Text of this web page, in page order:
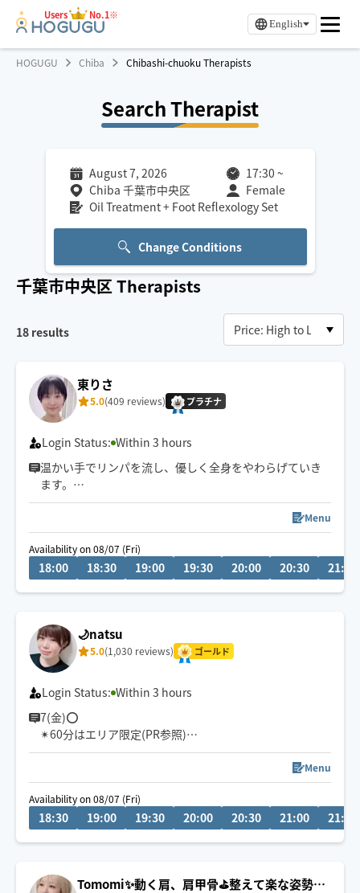
Users No.1※
English
HOGUGU Chiba Chibashi-chuoku Therapists
Search Therapist
August 7, 2026 17:30 ~
Chiba 千葉市中央区
Female
Oil Treatment + Foot Reflexology Set
Change Conditions
千葉市中央区Therapists
18 results
東りさ
5.0(409 reviews) プラチナ
Login Status: Within 3 hours
温かい手でリンパを流し、優しく全身をやわらげていき
ます。
ゆったりしたリズムに身をゆだねてみませんか🌿🫧
📍津田沼発
Menu
Availability on 08/07 (Fri)
18:00 18:30 19:00 19:30 20:00 20:30 21:00
🌙natsu
5.0(1,030 reviews) ゴールド
Login Status: Within 3 hours
7(金)⭕️
✴︎60分はエリア限定(PR参照)
心身の疲れをゆるやかにほどきます🕯️
ゆったり〜がっつりまで柔軟に対応
明日を軽やかに過ごせますように🤸💫
Menu
Availability on 08/07 (Fri)
18:30 19:00 19:30 20:00 20:30 21:00 21:30
Tomomi✨動く肩、肩甲骨⛳️整えて楽な姿勢